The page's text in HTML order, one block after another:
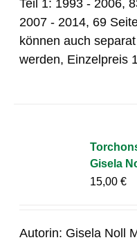
Teil 1: 1993 - 2006,
2007 - 2014, 69
können auch
werden, Einzelpreis
Gisela
15,00€
Autorin: Gisela Noll